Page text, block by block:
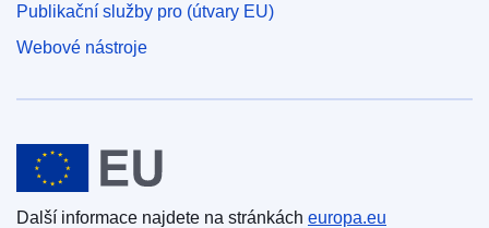
Publikační služby pro (útvary EU)
Webové nástroje
Evropská unie
Další informace najdete na stránkách europa.eu